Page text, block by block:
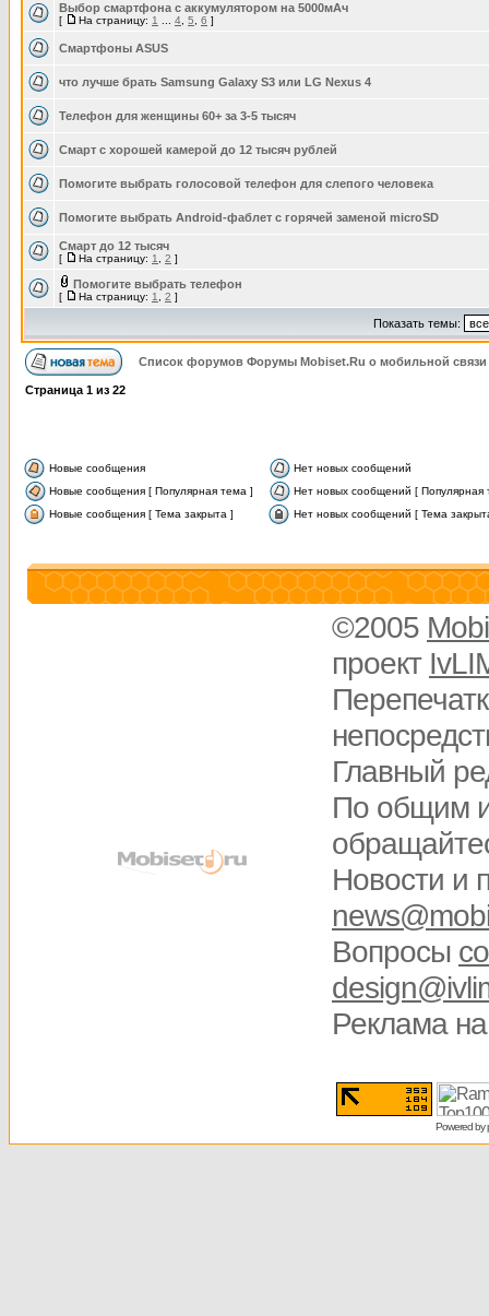
Выбор смартфона с аккумулятором на 5000мАч
[ На страницу: 1 4 5 6 ]
Cмартфоны ASUS
что лучше брать Samsung Galaxy S3 или LG Nexus 4
Телефон для женщины 60+ за 3-5 тысяч
Смарт с хорошей камерой до 12 тысяч рублей
Помогите выбрать голосовой телефон для слепого человека
Помогите выбрать Android-фаблет с горячей заменой microSD
Смарт до 12 тысяч
[ На страницу: 1 2 ]
Помогите выбрать телефон
[ На страницу: 1 2 ]
Показать темы:
Список форумов Форумы Mobiset.Ru о мобильной связи
Страница 1 из 22
Новые сообщения
Нет новых сообщений
Новые сообщения [ Популярная тема ]
Нет новых сообщений [ Популярная
Новые сообщения [ Тема закрыта ]
Нет новых сообщений [ Тема
©2005
проект
Главный
По общим
Новости и
Вопросы
Реклама
Powered by